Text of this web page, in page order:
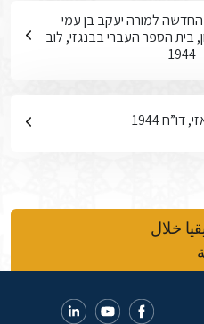
למורה יעקב בן עמי
בית הספר העברי בבנגזי, לוב
1944
1944
خلال